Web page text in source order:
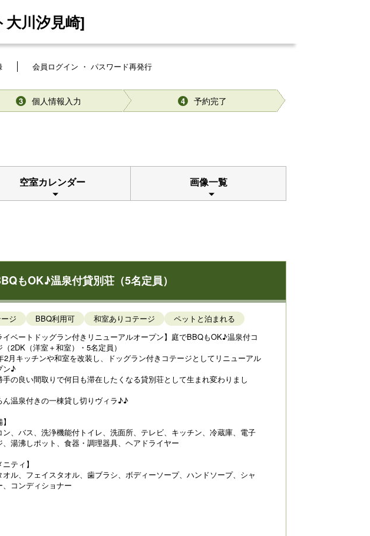
川汐見崎]
会員ログイン ・ パスワード再発行
3 個人情報入力 4 予約完了
空室カレンダー 画像一覧
もOK♪温泉付貸別荘（5名定員）
ジ BBQ利用可 和室ありコテージ ペットと泊まれる
イベートドッグラン付きリニューアルオープン】庭でBBQもOK♪温泉付コ
（2DK（洋室＋和室）・5名定員）
2月キッチンや和室を改装し、ドッグラン付きコテージとしてリニューアル
ン♪
手の良い間取りで何日も滞在したくなる貸別荘として生まれ変わりまし
ん温泉付きの一棟貸し切りヴィラ♪♪
ン、バス、洗浄機能付トイレ、洗面所、テレビ、キッチン、冷蔵庫、電子
、湯沸しポット、食器・調理器具、ヘアドライヤー
ニティ】
オル、フェイスタオル、歯ブラシ、ボディーソープ、ハンドソープ、シャ
、コンディショナー